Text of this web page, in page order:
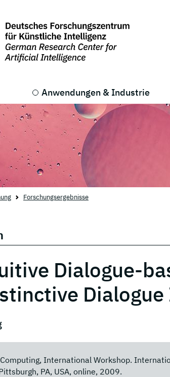
Anwendungen & Industrie
Forschungsergebnisse
Dialogue-
International Workshop.
PA, USA, online, 2009.